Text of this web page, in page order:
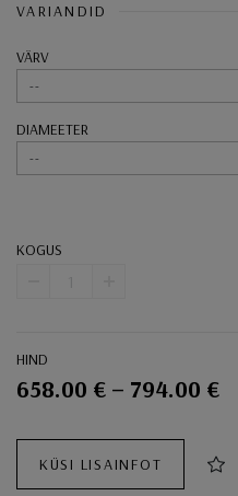
VARIANDID
VÄRV
--
DIAMEETER
--
KOGUS
Ostukorvi toimingud
HIND
658.00 € – 794.00 €
KÜSI LISAINFOT